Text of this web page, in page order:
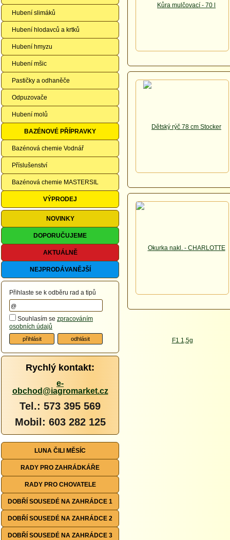
Hubení slimáků
Hubení hlodavců a krtků
Hubení hmyzu
Hubení mšic
Pastičky a odhaněče
Odpuzovače
Hubení molů
BAZÉNOVÉ PŘÍPRAVKY
Bazénová chemie Vodnář
Příslušenství
Bazénová chemie MASTERSIL
VÝPRODEJ
NOVINKY
DOPORUČUJEME
AKTUÁLNĚ
NEJPRODÁVANĚJŠÍ
Přihlaste se k odběru rad a tipů
Souhlasím se zpracováním
osobních údajů
Rychlý kontakt:
e-
obchod@iagromarket.cz
Tel.: 573 395 569
Mobil: 603 282 125
LUNA ČILI MĚSÍC
RADY PRO ZAHRÁDKÁŘE
RADY PRO CHOVATELE
DOBŘÍ SOUSEDÉ NA ZAHRÁDCE 1
DOBŘÍ SOUSEDÉ NA ZAHRÁDCE 2
DOBŘÍ SOUSEDÉ NA ZAHRÁDCE 3